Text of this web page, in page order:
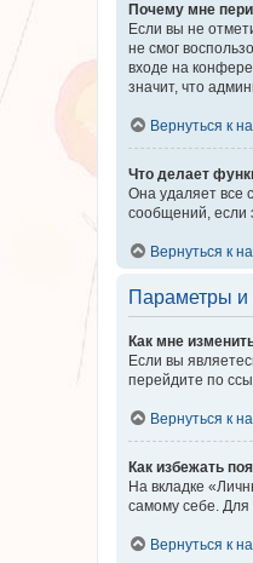
Почему мне
Если вы не
не смог
входе на
значит, что
Вернуться к
Что делает
Она удаляет все
сообщений, если
Вернуться к
Параметры и
Как мне
Если вы
перейдите по
Вернуться к
Как избежать
На вкладке
самому себе. Для
Вернуться к